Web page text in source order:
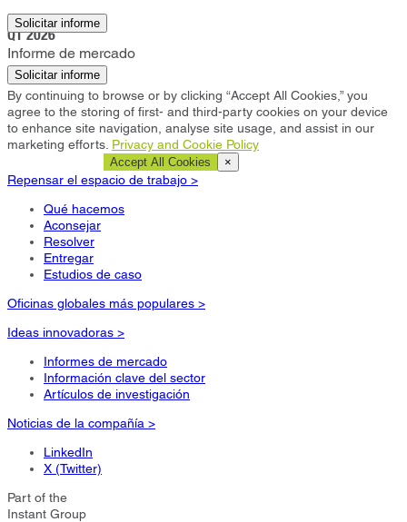
Solicitar informe
Edimburgo
Q1 2026
Informe de mercado
Solicitar informe
By continuing to browse or by clicking “Accept All Cookies,” you
agree to the storing of first- and third-party cookies on your device
to enhance site navigation, analyse site usage, and assist in our
marketing efforts. Privacy and Cookie Policy
Accept All Cookies ×
Repensar el espacio de trabajo >
Qué hacemos
Aconsejar
Resolver
Entregar
Estudios de caso
Oficinas globales más populares >
Ideas innovadoras >
Informes de mercado
Información clave del sector
Artículos de investigación
Noticias de la compañía >
LinkedIn
X (Twitter)
Part of the
Instant Group